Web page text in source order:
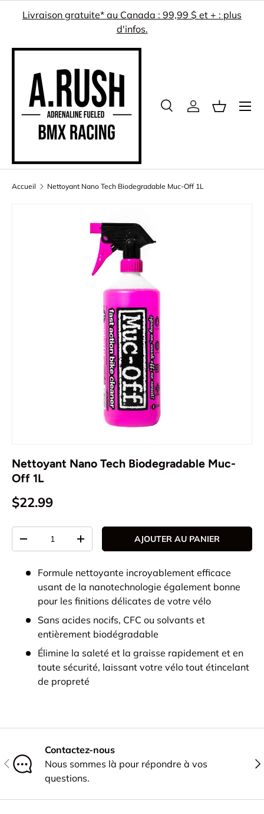
ALLER AU CONTENU
Livraison gratuite* au Canada : 99,99 $ et + : plus
d'infos.
Recherche
RechercheSe connecter
Panier
Menu
Accueil Nettoyant Nano Tech Biodegradable Muc-Off 1L
Nettoyant Nano Tech Biodegradable Muc-
Off 1L
$22.99
-
+ AJOUTER AU PANIER
Formule nettoyante incroyablement efficace
usant de la nanotechnologie également bonne
pour les finitions délicates de votre vélo
Sans acides nocifs, CFC ou solvants et
entièrement biodégradable
Élimine la saleté et la graisse rapidement et en
toute sécurité, laissant votre vélo tout étincelant
de propreté
PRÉCÉDENT
Contactez-nous
Nous sommes là pour répondre à vos
questions.